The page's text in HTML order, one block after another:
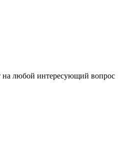
на любой интересующий вопрос